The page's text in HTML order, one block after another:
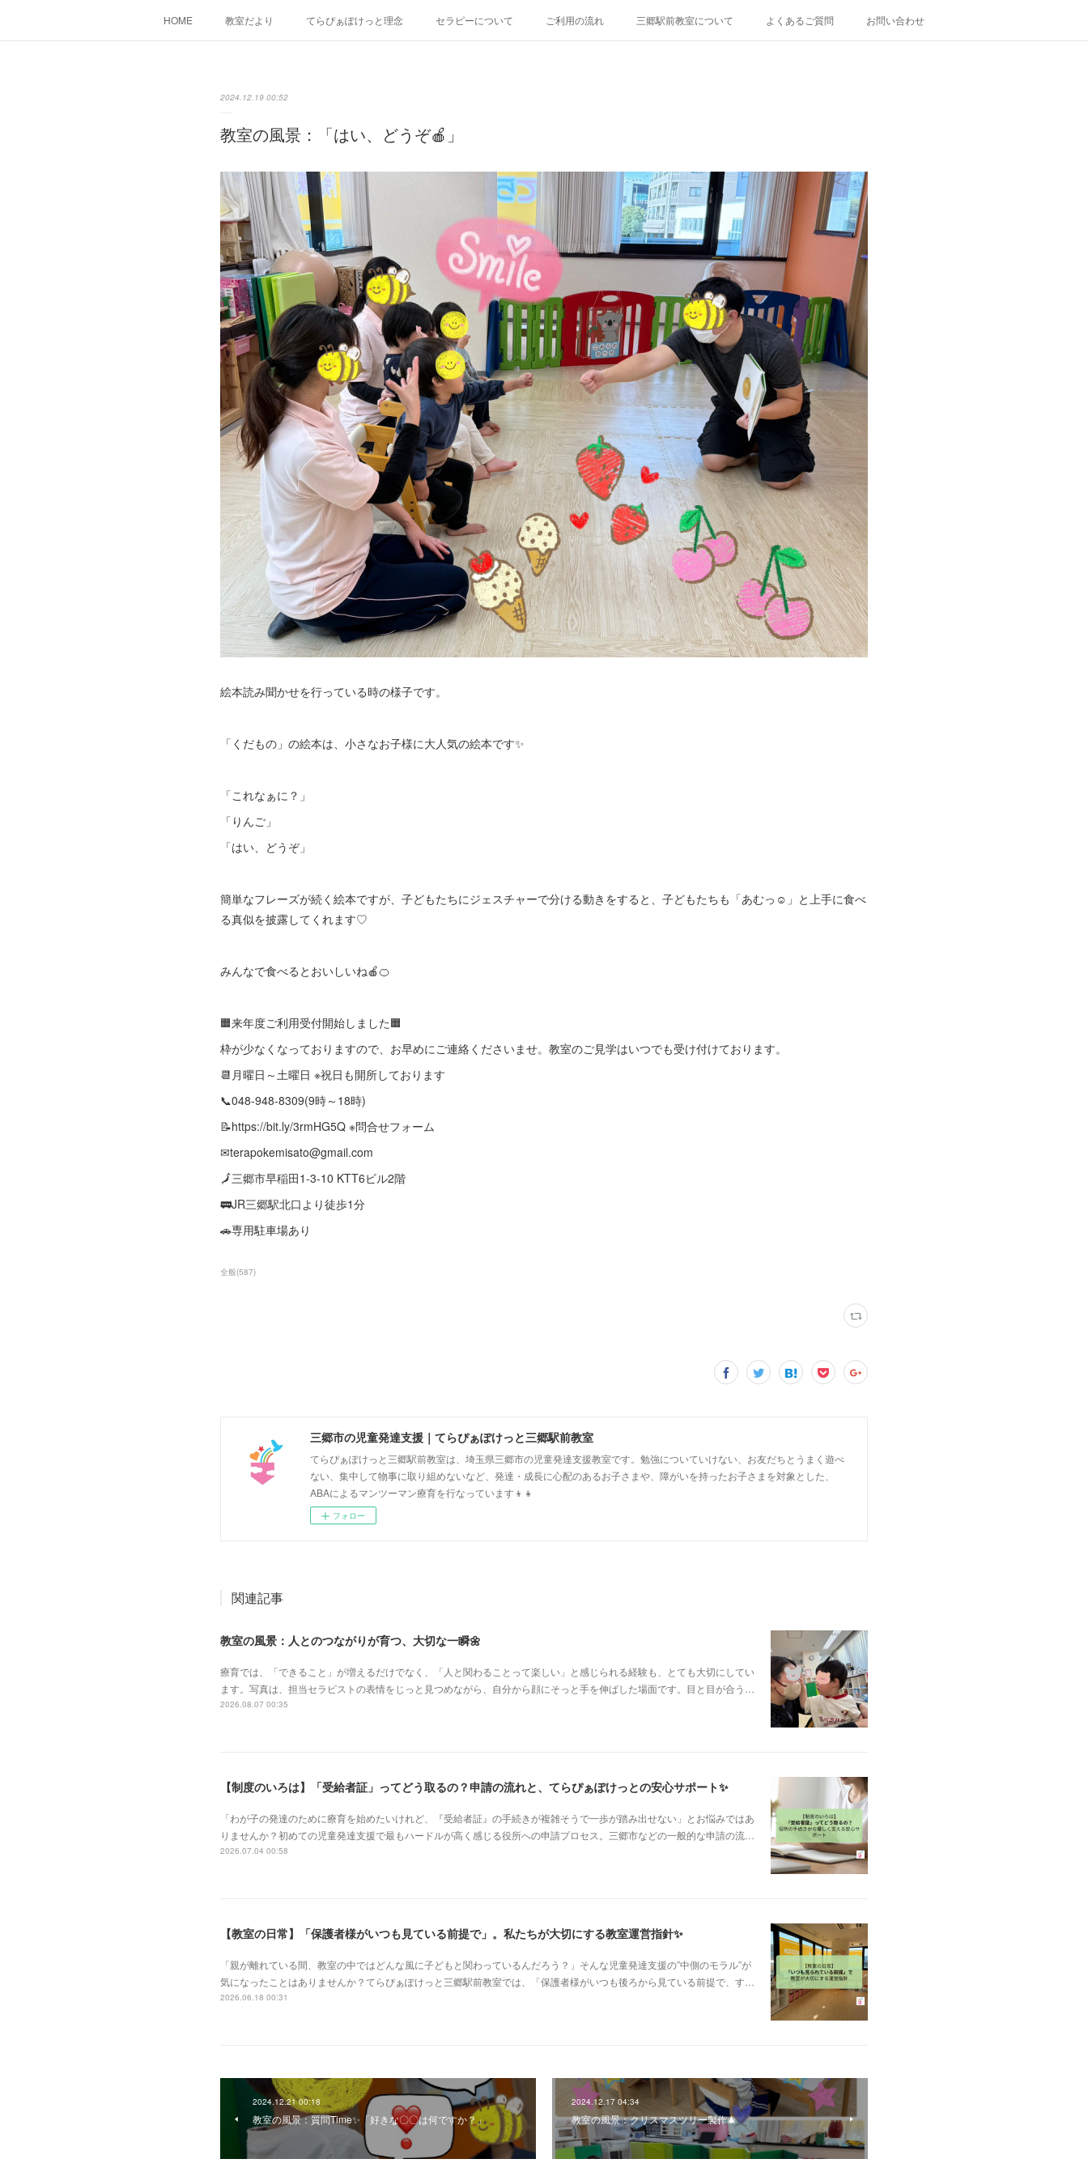
HOME 教室だより てらぴぁぽけっと理念 セラピーについて ご利用の流れ 三郷駅前教室について よくあるご質問 お問い合わせ
2024.12.19 00:52
教室の風景：「はい、どうぞ🍎」
絵本読み聞かせを行っている時の様子です。
「くだもの」の絵本は、小さなお子様に大人気の絵本です✨
「これなぁに？」
「りんご」
「はい、どうぞ」
簡単なフレーズが続く絵本ですが、子どもたちにジェスチャーで分ける動きをすると、子どもたちも「あむっ☺」と上手に食べ
る真似を披露してくれます♡
みんなで食べるとおいしいね🍎🍊
🟧来年度ご利用受付開始しました🟧
枠が少なくなっておりますので、お早めにご連絡くださいませ。教室のご見学はいつでも受け付けております。
📆月曜日～土曜日 ※祝日も開所しております
📞048-948-8309(9時～18時)
📝https://bit.ly/3rmHG5Q ※問合せフォーム
✉terapokemisato@gmail.com
🗾三郷市早稲田1-3-10 KTT6ビル2階
🚃JR三郷駅北口より徒歩1分
🚗専用駐車場あり
全般(587)
三郷市の児童発達支援｜てらぴぁぽけっと三郷駅前教室
てらぴぁぽけっと三郷駅前教室は、埼玉県三郷市の児童発達支援教室です。勉強についていけない、お友だちとうまく遊べ
ない、集中して物事に取り組めないなど、発達・成長に心配のあるお子さまや、障がいを持ったお子さまを対象とした、
ABAによるマンツーマン療育を行なっています👦👧
フォロー
関連記事
教室の風景：人とのつながりが育つ、大切な一瞬🌼
療育では、「できること」が増えるだけでなく、「人と関わることって楽しい」と感じられる経験も、とても大切にしてい
ます。写真は、担当セラピストの表情をじっと見つめながら、自分から顔にそっと手を伸ばした場面です。目と目が合う…
2026.08.07 00:35
【制度のいろは】「受給者証」ってどう取るの？申請の流れと、てらぴぁぽけっとの安心サポート✨
「わが子の発達のために療育を始めたいけれど、『受給者証』の手続きが複雑そうで一歩が踏み出せない」とお悩みではあ
りませんか？初めての児童発達支援で最もハードルが高く感じる役所への申請プロセス。三郷市などの一般的な申請の流…
2026.07.04 00:58
【教室の日常】「保護者様がいつも見ている前提で」。私たちが大切にする教室運営指針✨
「親が離れている間、教室の中ではどんな風に子どもと関わっているんだろう？」そんな児童発達支援の”中側のモラル”が
気になったことはありませんか？てらぴぁぽけっと三郷駅前教室では、「保護者様がいつも後ろから見ている前提で、す…
2026.06.18 00:31
2024.12.21 00:18
教室の風景：質問Time✨「好きな〇〇は何ですか？」
2024.12.17 04:34
教室の風景：クリスマスツリー製作🎄